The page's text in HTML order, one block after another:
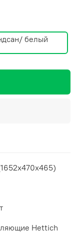
белый
Hettich